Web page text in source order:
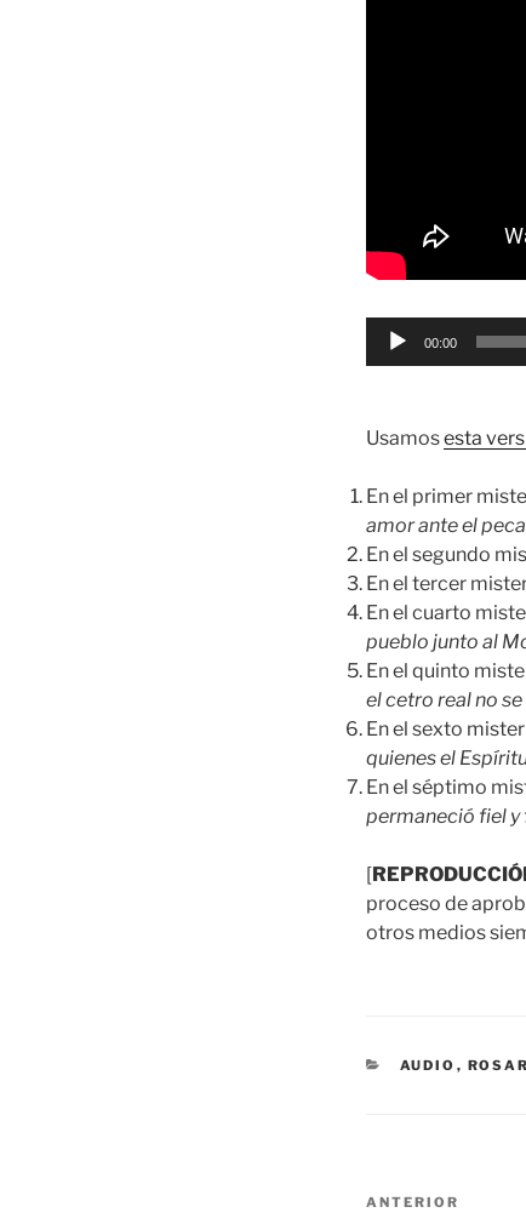
Reproductor
00:00
Usamosesta
En el primer
amor ante el
En el segundo
En el tercer
En el cuarto
pueblo junto al
En el quinto
el cetro real no
En el sexto
quienes el
En el séptimo
permaneció fiel y
[
proceso de
otros medios
CATEGORÍAS
AUDIO ,
Navegación
Entrada
ANTERIOR